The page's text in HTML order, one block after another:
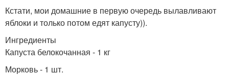
Кстати, мои домашние в первую очередь вылавливают
яблоки и только потом едят капусту)).
Ингредиенты
Капуста белокочанная - 1 кг
Морковь - 1 шт.